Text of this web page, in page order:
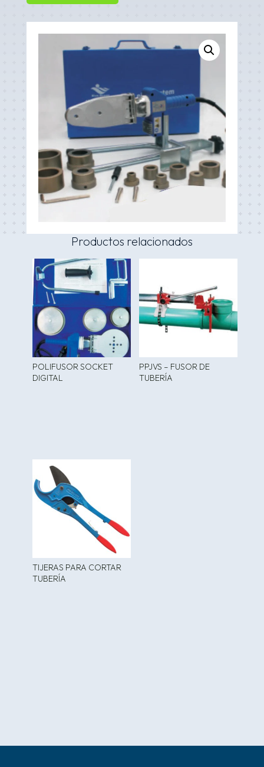
Productos relacionados
POLIFUSOR SOCKET
DIGITAL
PPJVS – FUSOR DE
TUBERÍA
TIJERAS PARA CORTAR
TUBERÍA